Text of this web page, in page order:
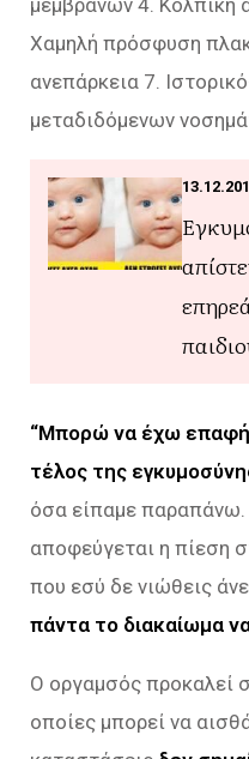
Χαμηλή πρόσφυση
ανεπάρκεια 7.
μεταδιδόμενων
“Μπορώ να έχω επαφή
τέλος της
όσα είπαμε παραπάνω.
αποφεύγεται η πίεση
που εσύ δε νιώθεις
πάντα το διακαίωμα να
Ο οργαμσός προκαλεί
οποίες μπορεί να